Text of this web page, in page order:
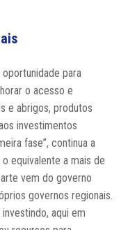
para
o acesso e
e abrigos, produtos
investimentos
fase”, continua a
equivalente a mais de
vem do governo
governos regionais.
aqui em